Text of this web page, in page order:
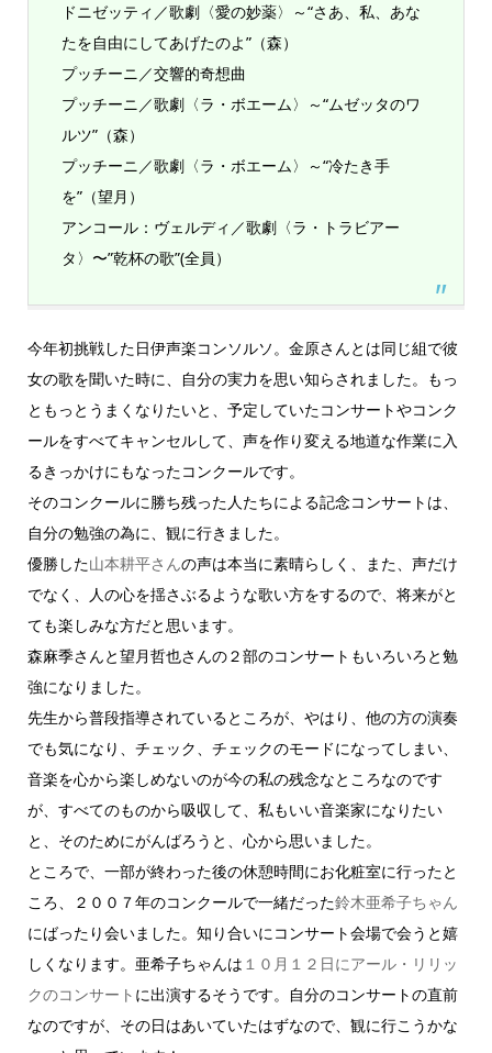
ドニゼッティ／歌劇〈愛の妙薬〉～“さあ、私、あな
たを自由にしてあげたのよ”（森）
プッチーニ／交響的奇想曲
プッチーニ／歌劇〈ラ・ボエーム〉～“ムゼッタのワ
ルツ”（森）
プッチーニ／歌劇〈ラ・ボエーム〉～“冷たき手
を”（望月）
アンコール：ヴェルディ／歌劇〈ラ・トラビアー
タ〉〜”乾杯の歌”(全員）
今年初挑戦した日伊声楽コンソルソ。金原さんとは同じ組で彼
女の歌を聞いた時に、自分の実力を思い知らされました。もっ
ともっとうまくなりたいと、予定していたコンサートやコンク
ールをすべてキャンセルして、声を作り変える地道な作業に入
るきっかけにもなったコンクールです。
そのコンクールに勝ち残った人たちによる記念コンサートは、
自分の勉強の為に、観に行きました。
優勝した山本耕平さんの声は本当に素晴らしく、また、声だけ
でなく、人の心を揺さぶるような歌い方をするので、将来がと
ても楽しみな方だと思います。
森麻季さんと望月哲也さんの２部のコンサートもいろいろと勉
強になりました。
先生から普段指導されているところが、やはり、他の方の演奏
でも気になり、チェック、チェックのモードになってしまい、
音楽を心から楽しめないのが今の私の残念なところなのです
が、すべてのものから吸収して、私もいい音楽家になりたい
と、そのためにがんばろうと、心から思いました。
ところで、一部が終わった後の休憩時間にお化粧室に行ったと
ころ、２００７年のコンクールで一緒だった鈴木亜希子ちゃん
にばったり会いました。知り合いにコンサート会場で会うと嬉
しくなります。亜希子ちゃんは １０月１２日にアール・リリッ
クのコンサート に出演するそうです。自分のコンサートの直前
なのですが、その日はあいていたはずなので、観に行こうかな